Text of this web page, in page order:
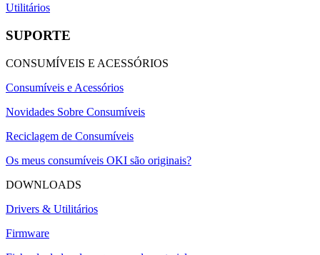
Utilitários
SUPORTE
CONSUMÍVEIS E ACESSÓRIOS
Consumíveis e Acessórios
Novidades Sobre Consumíveis
Reciclagem de Consumíveis
Os meus consumíveis OKI são originais?
DOWNLOADS
Drivers & Utilitários
Firmware